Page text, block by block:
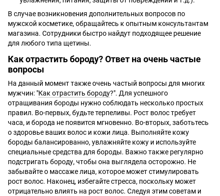
В случае возникновения дополнительных вопросов по
мужской косметике, обращайтесь к опытным консультантам
магазина. Сотрудники быстро найдут подходящее решение
для любого типа щетины.
Как отрастить бороду? Ответ на очень частые
вопросы
На данный момент также очень частый вопросы для многих
мужчин: "Как отрастить бороду?". Для успешного
отращивания бороды нужно соблюдать несколько простых
правил. Во-первых, будьте терпеливы. Рост волос требует
часа, и борода не появится мгновенно. Во-вторых, заботьтесь
о здоровье ваших волос и кожи лица. Выполняйте кожу
бороды балансированно, увлажняйте кожу и используйте
специальные средства для бороды. Важно также регулярно
подстригать бороду, чтобы она выглядела осторожно. Не
забывайте о массаже лица, которое может стимулировать
рост волос. Наконец, избегайте стресса, поскольку может
отрицательно влиять на рост волос. Следуя этим советам и